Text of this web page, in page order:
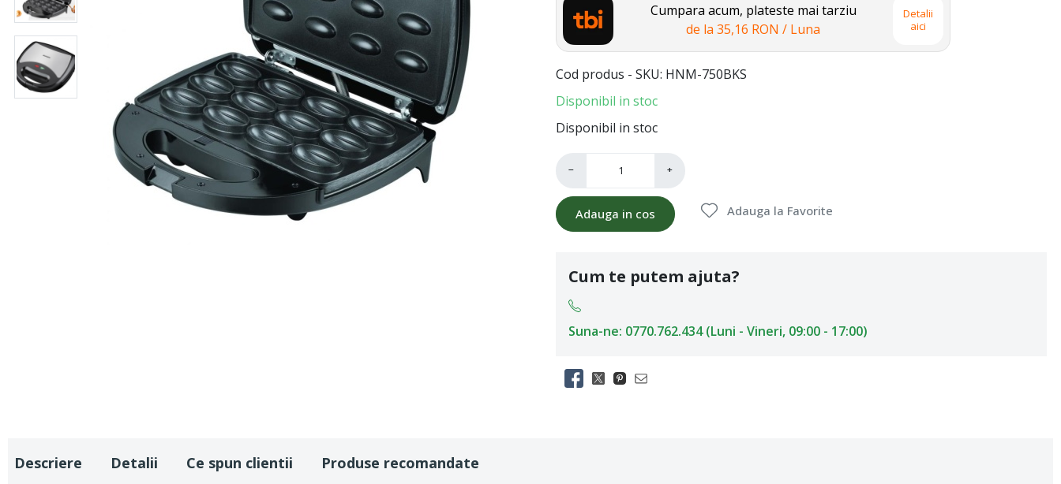
Cumpara acum, plateste mai tarziu
de la 35,16 RON / Luna
Detalii
aici
Cod produs - SKU HNM-750BKS
Disponibil in stoc
Disponibil in stoc
− +
Adauga in cos Adauga la Favorite
Cum te putem ajuta?
Suna-ne: 0770.762.434 (Luni - Vineri, 09:00 - 17:00)
Descriere Detalii Ce spun clientii Produse recomandate